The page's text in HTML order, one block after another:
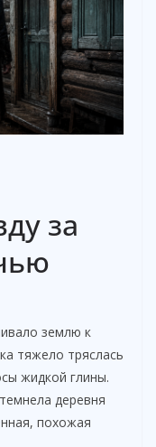
за
землю к
тяжело тряслась
жидкой глины.
деревня
похожая